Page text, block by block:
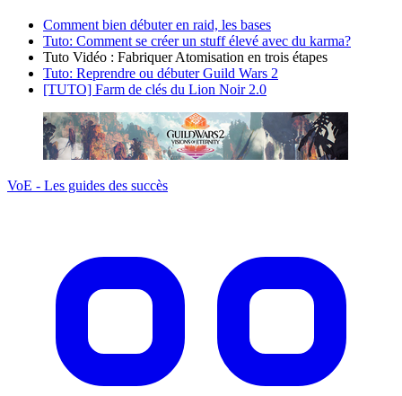
Comment bien débuter en raid, les bases
Tuto: Comment se créer un stuff élevé avec du karma?
Tuto Vidéo : Fabriquer Atomisation en trois étapes
Tuto: Reprendre ou débuter Guild Wars 2
[TUTO] Farm de clés du Lion Noir 2.0
VoE - Les guides des succès